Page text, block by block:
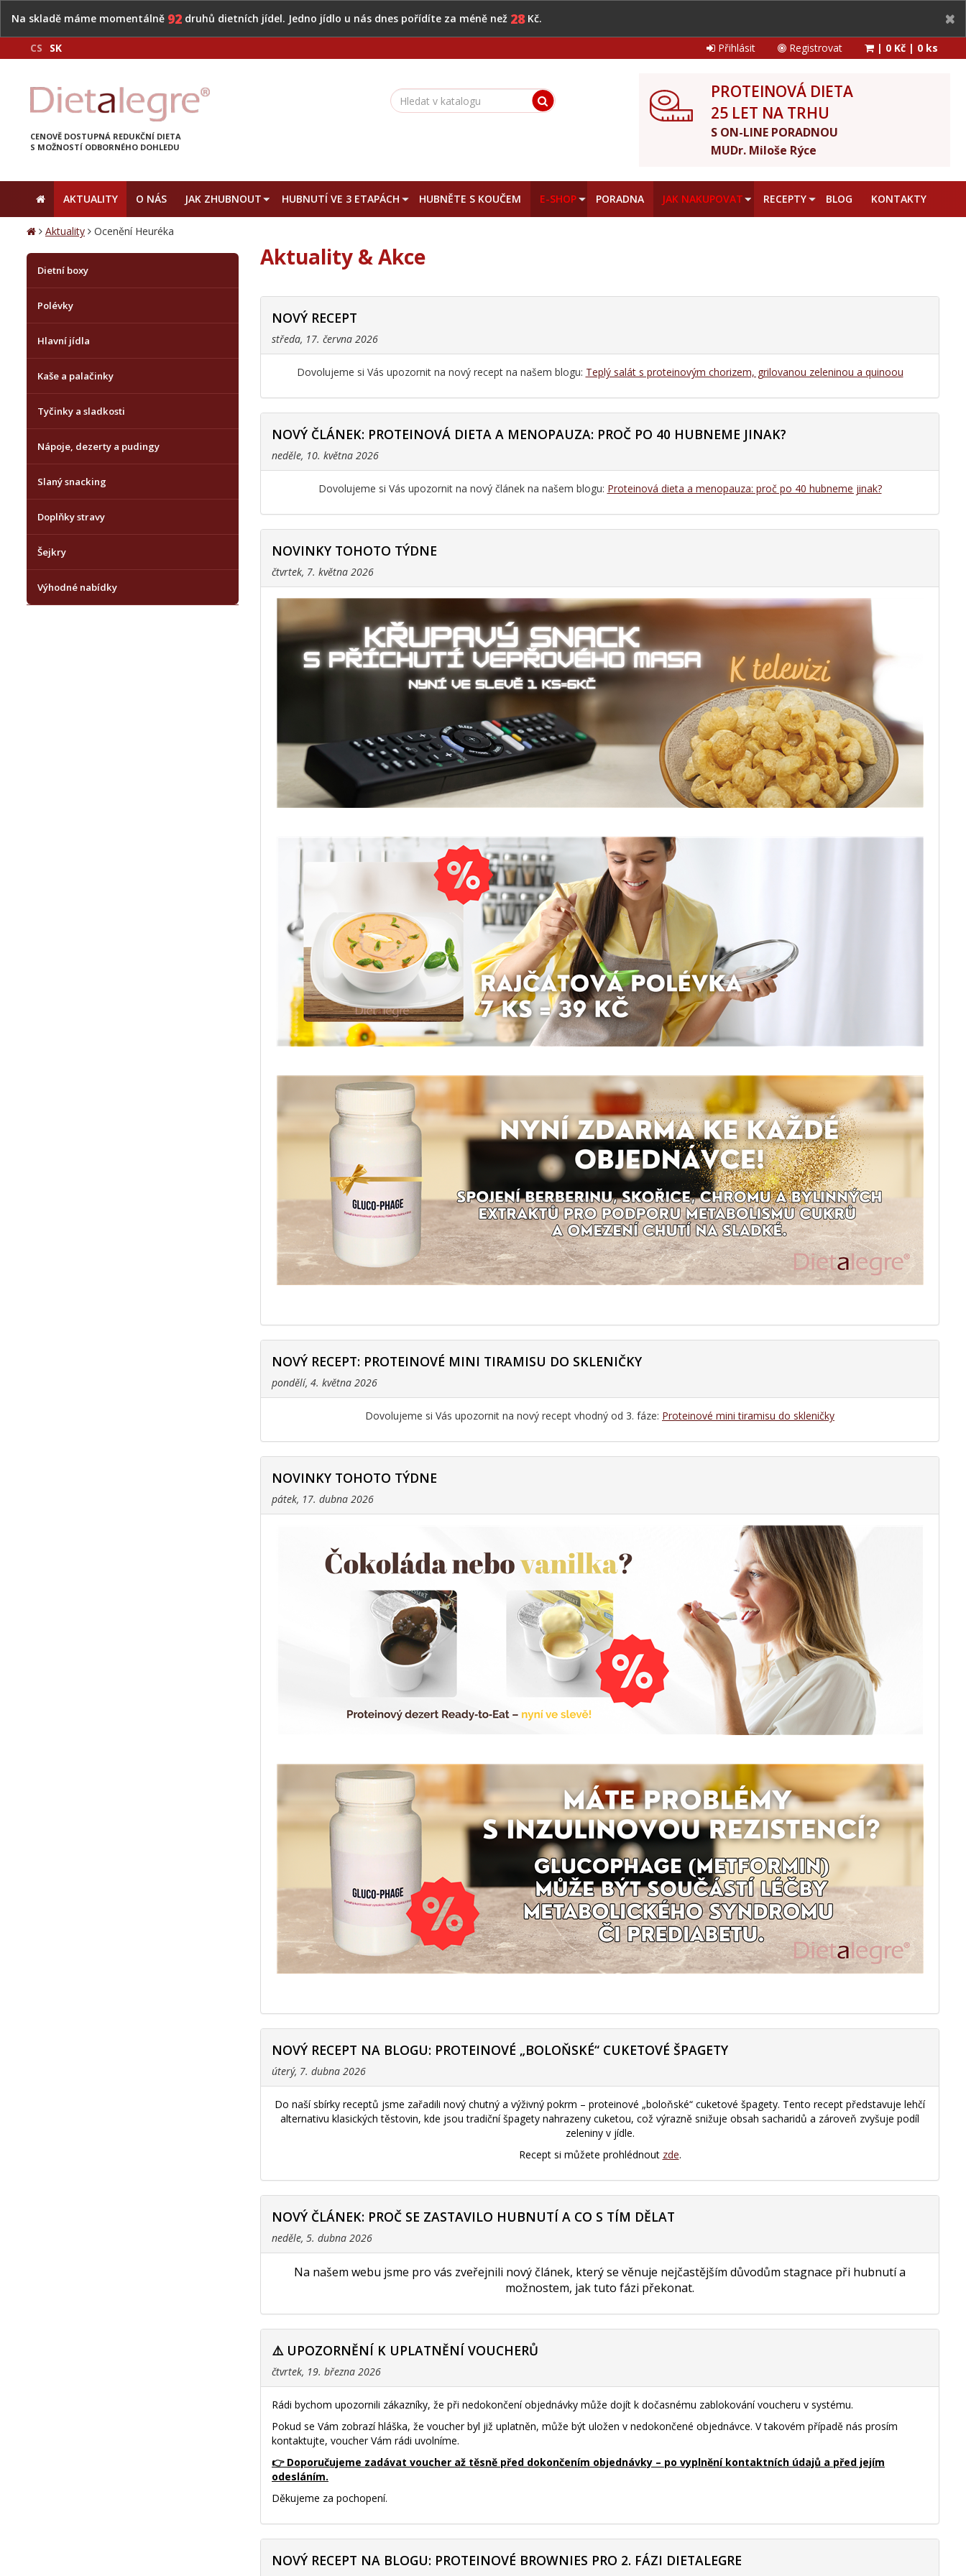
Na skladě máme momentálně 92 druhů dietních jídel. Jedno jídlo u nás dnes pořídíte za méně než 28Kč.
CS SK Přihlásit Registrovat | 0 Kč | 0 ks
CENOVĚ DOSTUPNÁ REDUKČNÍ DIETA
S MOŽNOSTÍ ODBORNÉHO DOHLEDU
PROTEINOVÁ DIETA
25 LET NA TRHU
S ON-LINE PORADNOU
MUDr. Miloše Rýce
AKTUALITY O NÁS JAK ZHUBNOUT HUBNUTÍ VE 3 ETAPÁCH HUBNĚTE S KOUČEM E-SHOP PORADNA JAK NAKUPOVAT RECEPTY BLOG KONTAKTY
Aktuality Ocenění Heuréka
Dietní boxy
Polévky
Hlavní jídla
Kaše a palačinky
Tyčinky a sladkosti
Nápoje, dezerty a pudingy
Slaný snacking
Doplňky stravy
Šejkry
Výhodné nabídky
Aktuality & Akce
NOVÝ RECEPT
středa, 17. června 2026
Dovolujeme si Vás upozornit na nový recept na našem blogu: Teplý salát s proteinovým chorizem, grilovanou zeleninou a quinoou
NOVÝ ČLÁNEK: PROTEINOVÁ DIETA A MENOPAUZA: PROČ PO 40 HUBNEME JINAK?
neděle, 10. května 2026
Dovolujeme si Vás upozornit na nový článek na našem blogu: Proteinová dieta a menopauza: proč po 40 hubneme jinak?
NOVINKY TOHOTO TÝDNE
čtvrtek, 7. května 2026
NOVÝ RECEPT: PROTEINOVÉ MINI TIRAMISU DO SKLENIČKY
pondělí, 4. května 2026
Dovolujeme si Vás upozornit na nový recept vhodný od 3. fáze: Proteinové mini tiramisu do skleničky
NOVINKY TOHOTO TÝDNE
pátek, 17. dubna 2026
NOVÝ RECEPT NA BLOGU: PROTEINOVÉ „BOLOŇSKÉ“ CUKETOVÉ ŠPAGETY
úterý, 7. dubna 2026
Do naší sbírky receptů jsme zařadili nový chutný a výživný pokrm – proteinové „boloňské“ cuketové špagety. Tento recept představuje lehčí
alternativu klasických těstovin, kde jsou tradiční špagety nahrazeny cuketou, což výrazně snižuje obsah sacharidů a zároveň zvyšuje podíl
zeleniny v jídle.
Recept si můžete prohlédnout zde.
NOVÝ ČLÁNEK: PROČ SE ZASTAVILO HUBNUTÍ A CO S TÍM DĚLAT
neděle, 5. dubna 2026
Na našem webu jsme pro vás zveřejnili nový článek, který se věnuje nejčastějším důvodům stagnace při hubnutí a
možnostem, jak tuto fázi překonat.
⚠️ UPOZORNĚNÍ K UPLATNĚNÍ VOUCHERŮ
čtvrtek, 19. března 2026
Rádi bychom upozornili zákazníky, že při nedokončení objednávky může dojít k dočasnému zablokování voucheru v systému.
Pokud se Vám zobrazí hláška, že voucher byl již uplatněn, může být uložen v nedokončené objednávce. V takovém případě nás prosím
kontaktujte, voucher Vám rádi uvolníme.
👉 Doporučujeme zadávat voucher až těsně před dokončením objednávky – po vyplnění kontaktních údajů a před jejím
odesláním.
Děkujeme za pochopení.
NOVÝ RECEPT NA BLOGU: PROTEINOVÉ BROWNIES PRO 2. FÁZI DIETALEGRE